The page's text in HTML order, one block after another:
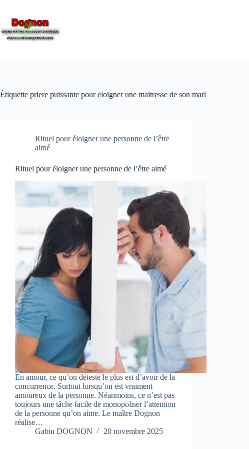
Étiquette priere puissante pour eloigner une maitresse de son mari
Rituel pour éloigner une personne de l’être
aimé
Rituel pour éloigner une personne de l’être aimé
En amour, ce qu’on déteste le plus est d’avoir de la
concurrence. Surtout lorsqu’on est vraiment
amoureux de la personne. Néanmoins, ce n’est pas
toujours une tâche facile de monopoliser l’attention
de la personne qu’on aime. Le maître Dognon
réalise…
Gabin DOGNON
20 novembre 2025